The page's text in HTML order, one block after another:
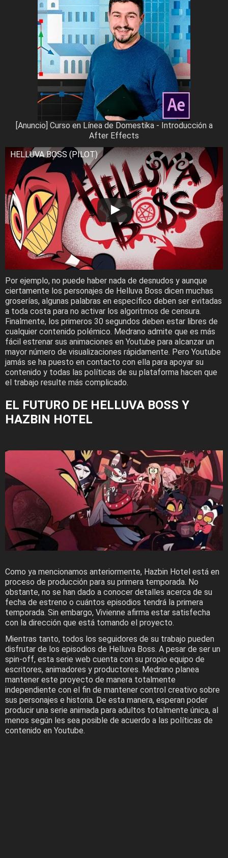
[Anuncio] Curso en Línea de Domestika - Introducción a
After Effects
HELLUVA BOSS (PILOT)
Por ejemplo, no puede haber nada de desnudos y aunque
ciertamente los personajes de Helluva Boss dicen muchas
groserías, algunas palabras en específico deben ser evitadas
a toda costa para no activar los algoritmos de censura.
Finalmente, los primeros 30 segundos deben estar libres de
cualquier contenido polémico. Medrano admite que es más
fácil estrenar sus animaciones en Youtube para alcanzar un
mayor número de visualizaciones rápidamente. Pero Youtube
jamás se ha puesto en contacto con ella para apoyar su
contenido y todas las políticas de su plataforma hacen que
el trabajo resulte más complicado.
EL FUTURO DE HELLUVA BOSS Y
HAZBIN HOTEL
Como ya mencionamos anteriormente, Hazbin Hotel está en
proceso de producción para su primera temporada. No
obstante, no se han dado a conocer detalles acerca de su
fecha de estreno o cuántos episodios tendrá la primera
temporada. Sin embargo, Vivienne afirma estar satisfecha
con la dirección que está tomando el proyecto.
Mientras tanto, todos los seguidores de su trabajo pueden
disfrutar de los episodios de Helluva Boss. A pesar de ser un
spin-off, esta serie web cuenta con su propio equipo de
escritores, animadores y productores. Medrano planea
mantener este proyecto de manera totalmente
independiente con el fin de mantener control creativo sobre
sus personajes e historia. De esta manera, esperan poder
producir una serie animada para adultos totalmente única, al
menos según les sea posible de acuerdo a las políticas de
contenido en Youtube.